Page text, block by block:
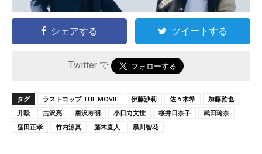
シェアする ツイートする
Twitter で
タグ ラストコップ THE MOVIE 伊藤沙莉 佐々木希
加藤雅也
升毅
吉沢亮 唐沢寿明 小日向文世 桜井日奈子
武田玲奈
窪田正孝
竹内涼真 藤木直人 黒川智花